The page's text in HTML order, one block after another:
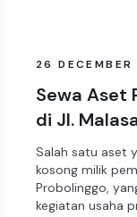
ARTIKEL
26
Sewa Aset
di Jl.
Salah satu aset
kosong milik
Probolinggo,
kegiatan usaha